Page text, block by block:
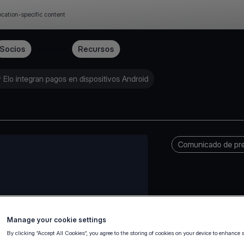
specific content
Socios Recursos
Elo integran pagos en dispositivos Android
Comunicado de
Manage your cookie settings
By clicking “Accept All Cookies”, you agree to the storing of cookies on your device to enhance